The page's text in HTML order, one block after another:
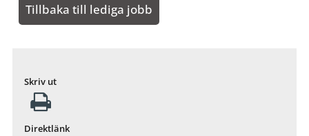
Tillbaka till lediga jobb
Skriv ut
Direktlänk